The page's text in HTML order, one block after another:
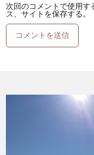
次回のコメントで使用す
ス、サイトを保存する。